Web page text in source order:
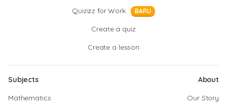
Quizizz for Work BARU
Create a quiz
Create a lesson
Subjects
Mathematics
About
Our Story